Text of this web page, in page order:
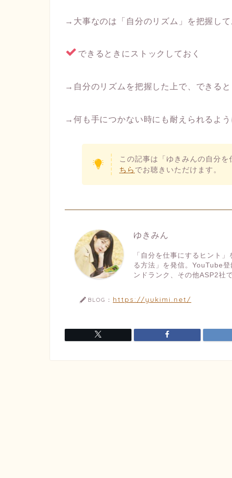
→大事なのは「自分のリズム」を把握して
できるときにストックしておく
→自分のリズムを把握した上で、できると
→何も手につかない時にも耐えられるよう
この記事は「ゆきみんの自分
ちら でお聴きいただけます。
ゆきみん
「自分を仕事にするヒント
る方法」を発信。YouTube
ンドランク、その他ASP2社
BLOG： https://yukimi.net/